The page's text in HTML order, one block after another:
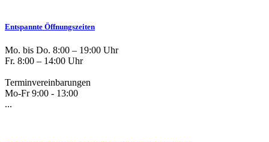
Entspannte Öffnungszeiten
Mo. bis Do. 8:00 – 19:00 Uhr
Fr. 8:00 – 14:00 Uhr
Terminvereinbarungen
Mo-Fr 9:00 - 13:00
...